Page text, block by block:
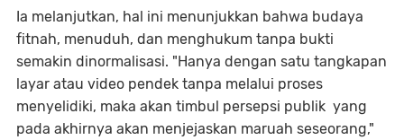
Ia melanjutkan, hal ini menunjukkan bahwa budaya
fitnah, menuduh, dan menghukum tanpa bukti
semakin dinormalisasi. "Hanya dengan satu tangkapan
layar atau video pendek tanpa melalui proses
menyelidiki, maka akan timbul persepsi publik yang
pada akhirnya akan menjejaskan maruah seseorang,"